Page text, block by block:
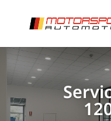
[/et_pb_slide] [/et_pb_slide]